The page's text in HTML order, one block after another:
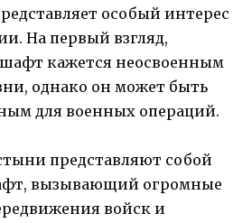
особый интерес
На первый взгляд,
кажется неосвоенным
однако он может быть
для военных операций.
представляют собой
вызывающий огромные
войск и